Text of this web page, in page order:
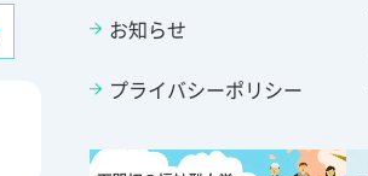
お知らせ
プライバシーポリシー